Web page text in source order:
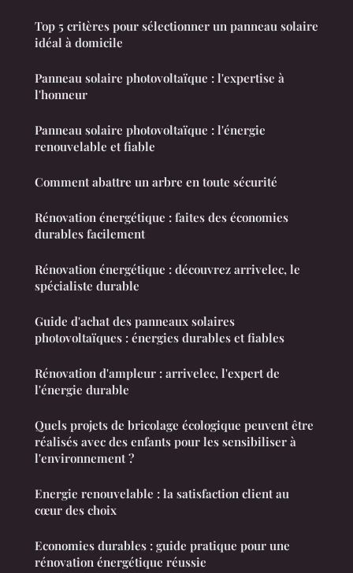
Top 5 critères pour sélectionner un panneau solaire
idéal à domicile
Panneau solaire photovoltaïque : l'expertise à
l'honneur
Panneau solaire photovoltaïque : l'énergie
renouvelable et fiable
Comment abattre un arbre en toute sécurité
Rénovation énergétique : faites des économies
durables facilement
Rénovation énergétique : découvrez arrivelec, le
spécialiste durable
Guide d'achat des panneaux solaires
photovoltaïques : énergies durables et fiables
Rénovation d'ampleur : arrivelec, l'expert de
l'énergie durable
Quels projets de bricolage écologique peuvent être
réalisés avec des enfants pour les sensibiliser à
l'environnement ?
Energie renouvelable : la satisfaction client au
cœur des choix
Economies durables : guide pratique pour une
rénovation énergétique réussie